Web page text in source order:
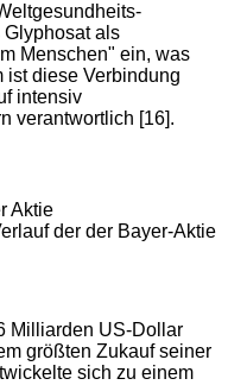
als
Menschen" ein, was
ist diese Verbindung
intensiv
verantwortlich [16].
der der Bayer-Aktie
Milliarden US-Dollar
größten Zukauf seiner
sich zu einem